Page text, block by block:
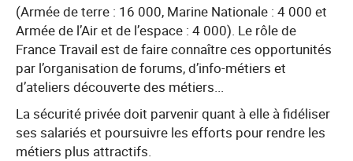
(Armée de terre : 16 000, Marine Nationale : 4 000 et
Armée de l’Air et de l’espace : 4 000). Le rôle de
France Travail est de faire connaître ces opportunités
par l’organisation de forums, d’info-métiers et
d’ateliers découverte des métiers...
La sécurité privée doit parvenir quant à elle à fidéliser
ses salariés et poursuivre les efforts pour rendre les
métiers plus attractifs.